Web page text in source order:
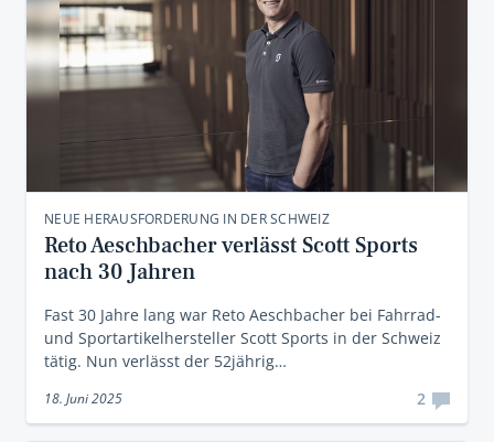
NEUE HERAUSFORDERUNG IN DER SCHWEIZ
Reto Aeschbacher verlässt Scott Sports
nach 30 Jahren
Fast 30 Jahre lang war Reto Aeschbacher bei Fahrrad-
und Sportartikelhersteller Scott Sports in der Schweiz
tätig. Nun verlässt der 52jährig…
18. Juni 2025 2